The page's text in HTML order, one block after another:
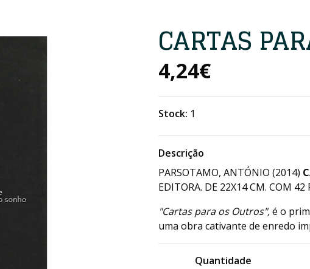
CARTAS
4,24€
Stock: 1
Descrição
PARSOTAMO, ANTÓNIO (2014)
EDITORA. DE 22X14 CM. COM 42
"Cartas para os Outros",é o
uma obra cativante de enredo
Quantidade